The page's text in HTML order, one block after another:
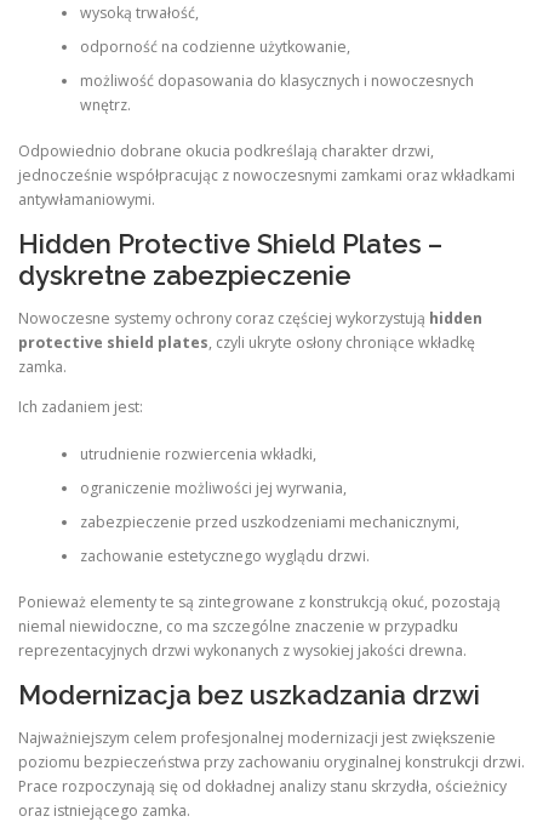
wysoką trwałość,
odporność na codzienne użytkowanie,
możliwość dopasowania do klasycznych i nowoczesnych
wnętrz.
Odpowiednio dobrane okucia podkreślają charakter drzwi,
jednocześnie współpracując z nowoczesnymi zamkami oraz wkładkami
antywłamaniowymi.
Hidden Protective Shield Plates –
dyskretne zabezpieczenie
Nowoczesne systemy ochrony coraz częściej wykorzystują hidden
protective shield plates, czyli ukryte osłony chroniące wkładkę
zamka.
Ich zadaniem jest:
utrudnienie rozwiercenia wkładki,
ograniczenie możliwości jej wyrwania,
zabezpieczenie przed uszkodzeniami mechanicznymi,
zachowanie estetycznego wyglądu drzwi.
Ponieważ elementy te są zintegrowane z konstrukcją okuć, pozostają
niemal niewidoczne, co ma szczególne znaczenie w przypadku
reprezentacyjnych drzwi wykonanych z wysokiej jakości drewna.
Modernizacja bez uszkadzania drzwi
Najważniejszym celem profesjonalnej modernizacji jest zwiększenie
poziomu bezpieczeństwa przy zachowaniu oryginalnej konstrukcji drzwi.
Prace rozpoczynają się od dokładnej analizy stanu skrzydła, ościeżnicy
oraz istniejącego zamka.